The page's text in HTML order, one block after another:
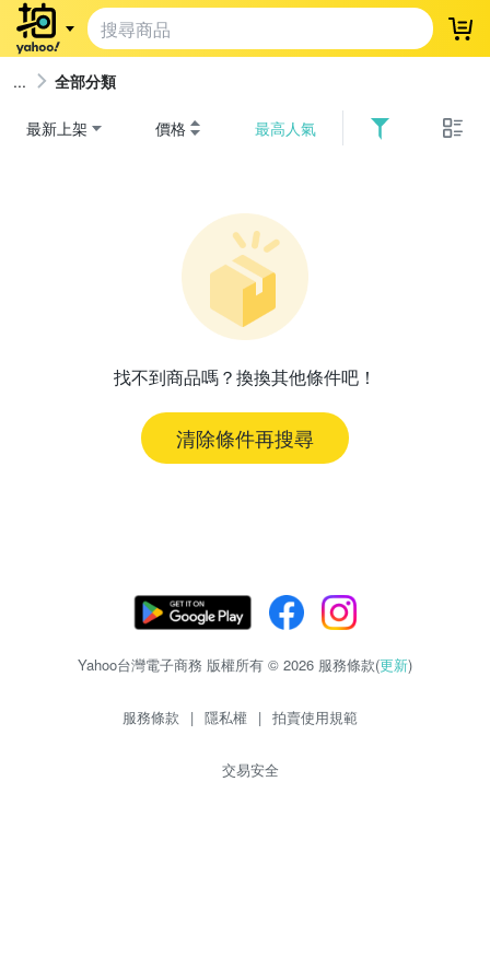
登
全部分類
最新上架 價格 最高人氣
找不到商品嗎？換換其他條件吧！
清除條件再搜尋
Yahoo台灣電子商務 版權所有 © 2026 服務條款(更新)
服務條款 | 隱私權 | 拍賣使用規範
交易安全